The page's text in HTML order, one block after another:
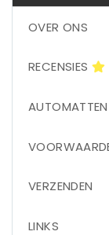
OVER ONS
RECENSIES
AUTOMATTEN
VERZENDEN
LINKS